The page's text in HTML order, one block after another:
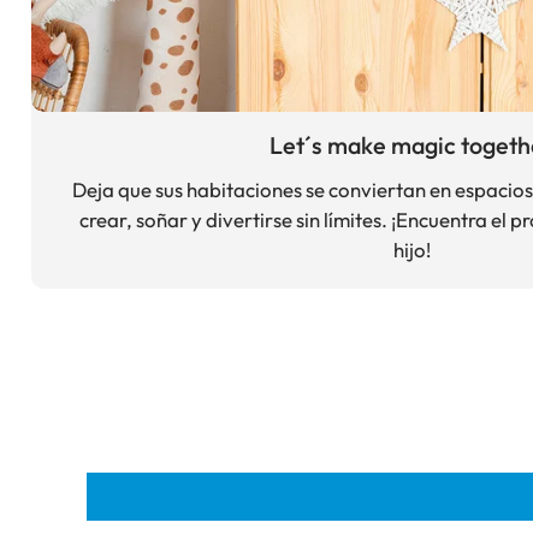
Let´s make magic
Deja que sus habitaciones se conviertan en
crear, soñar y divertirse sin límites. ¡Encuentra el
hijo!